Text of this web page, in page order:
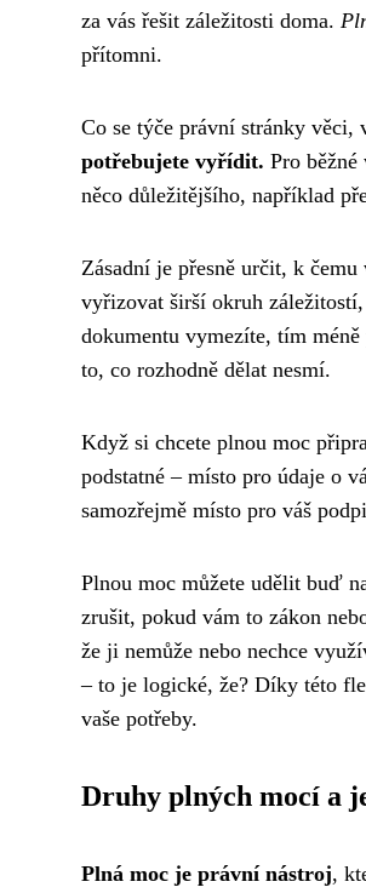
za vás řešit záležitosti doma.
přítomni.
Co se týče právní stránky věci,
potřebujete vyřídit. Pro
něco důležitějšího, například
Zásadní je přesně určit, k
vyřizovat širší okruh
dokumentu vymezíte, tím
to, co rozhodně dělat nesmí.
Když si chcete plnou moc
podstatné – místo pro údaje o
samozřejmě místo pro váš
Plnou moc můžete udělit buď
zrušit, pokud vám to zákon
že ji nemůže nebo nechce
– to je logické, že? Díky této
vaše potřeby.
Druhy plných mocí a
Plná moc je právní nástroj,